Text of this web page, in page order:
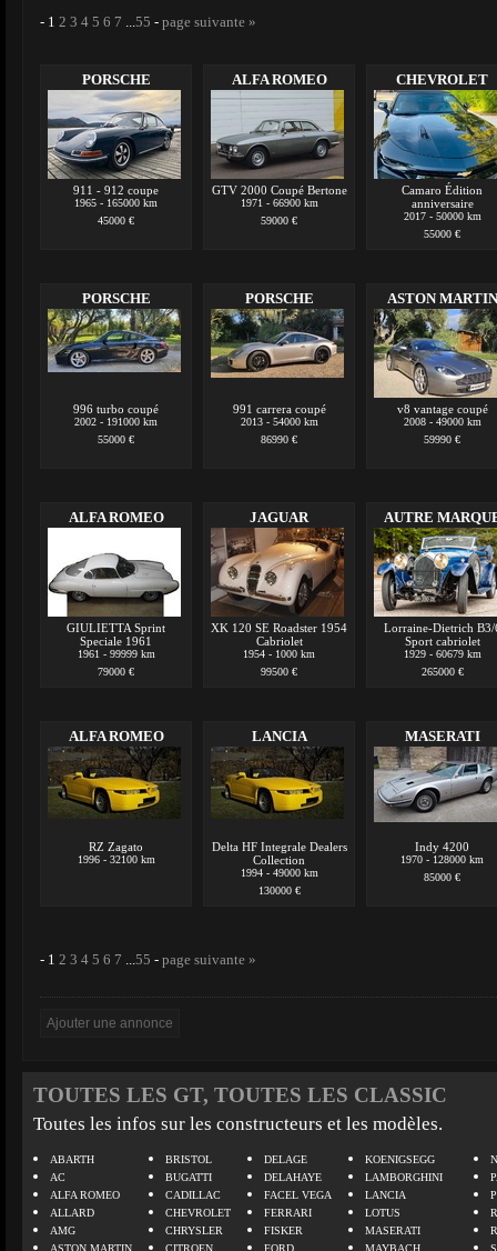
- 1 2 3 4 5 6 7 ...55 - page suivante »
PORSCHE
911 - 912 coupe
1965 - 165000 km
45000 €
ALFA ROMEO
GTV 2000 Coupé Bertone
1971 - 66900 km
59000 €
CHEVROLET
Camaro Édition
anniversaire
2017 - 50000 km
55000 €
PORSCHE
996 turbo coupé
2002 - 191000 km
55000 €
PORSCHE
991 carrera coupé
2013 - 54000 km
86990 €
ASTON MARTIN
v8 vantage coupé
2008 - 49000 km
59990 €
ALFA ROMEO
GIULIETTA Sprint
Speciale 1961
1961 - 99999 km
79000 €
JAGUAR
XK 120 SE Roadster 1954
Cabriolet
1954 - 1000 km
99500 €
AUTRE
Lorraine-Dietrich B3/
Sport cabriolet
1929 - 60679 km
265000 €
ALFA ROMEO
RZ Zagato
1996 - 32100 km
LANCIA
Delta HF Integrale Dealers
Collection
1994 - 49000 km
130000 €
MASERATI
Indy 4200
1970 - 128000 km
85000 €
- 1 2 3 4 5 6 7 ...55 - page suivante »
TOUTES LES GT, TOUTES LES CLASSIC
Toutes les infos sur les constructeurs et les modèles.
ABARTH
AC
ALFA ROMEO
ALLARD
AMG
ASTON MARTIN
BRISTOL
BUGATTI
CADILLAC
CHEVROLET
CHRYSLER
CITROEN
DELAGE
DELAHAYE
FACEL VEGA
FERRARI
FISKER
FORD
KOENIGSEGG
LAMBORGHINI
LANCIA
LOTUS
MASERATI
MAYBACH